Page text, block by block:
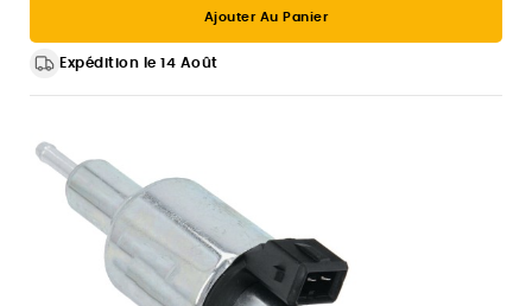
Ajouter Au Panier
Expédition le 14 Août